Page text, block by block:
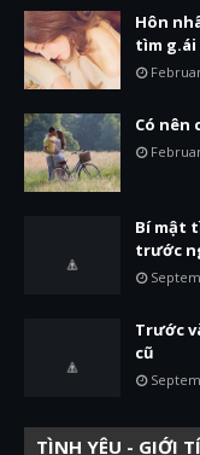
Hôn
tìm g.ái
Có nên
Bí mật
trước
Trước
cũ
TÌNH YÊU - GIỚI